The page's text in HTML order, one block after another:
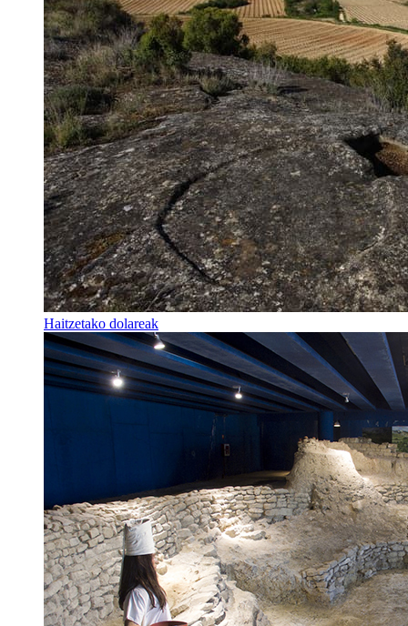
Haitzetako dolareak